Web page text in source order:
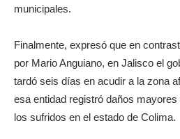
municipales.
Finalmente, expresó que en
por Mario Anguiano, en Jalisco el
tardó seis días en acudir a la zona
esa entidad registró daños
los sufridos en el estado de Colima.